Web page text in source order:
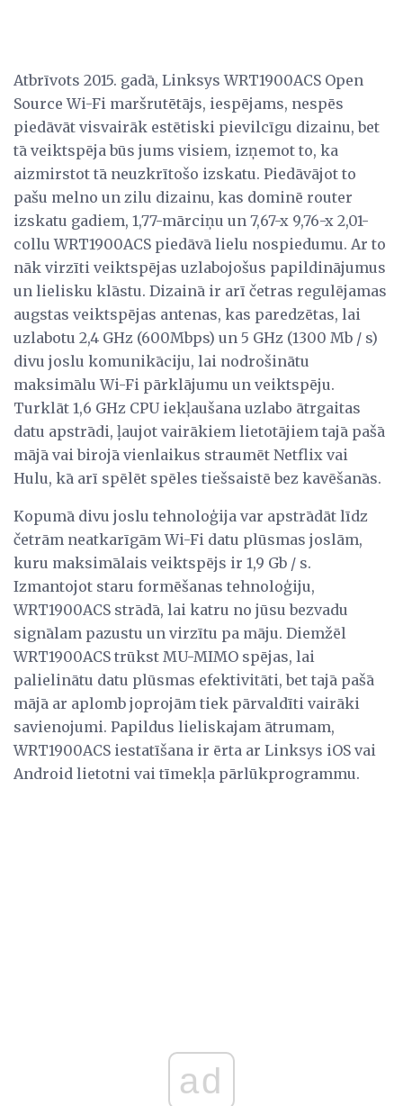
Atbrīvots 2015. gadā, Linksys WRT1900ACS Open
Source Wi-Fi maršrutētājs, iespējams, nespēs
piedāvāt visvairāk estētiski pievilcīgu dizainu, bet
tā veiktspēja būs jums visiem, izņemot to, ka
aizmirstot tā neuzkrītošo izskatu. Piedāvājot to
pašu melno un zilu dizainu, kas dominē router
izskatu gadiem, 1,77-mārciņu un 7,67-x 9,76-x 2,01-
collu WRT1900ACS piedāvā lielu nospiedumu. Ar to
nāk virzīti veiktspējas uzlabojošus papildinājumus
un lielisku klāstu. Dizainā ir arī četras regulējamas
augstas veiktspējas antenas, kas paredzētas, lai
uzlabotu 2,4 GHz (600Mbps) un 5 GHz (1300 Mb / s)
divu joslu komunikāciju, lai nodrošinātu
maksimālu Wi-Fi pārklājumu un veiktspēju.
Turklāt 1,6 GHz CPU iekļaušana uzlabo ātrgaitas
datu apstrādi, ļaujot vairākiem lietotājiem tajā pašā
mājā vai birojā vienlaikus straumēt Netflix vai
Hulu, kā arī spēlēt spēles tiešsaistē bez kavēšanās.
Kopumā divu joslu tehnoloģija var apstrādāt līdz
četrām neatkarīgām Wi-Fi datu plūsmas joslām,
kuru maksimālais veiktspējs ir 1,9 Gb / s.
Izmantojot staru formēšanas tehnoloģiju,
WRT1900ACS strādā, lai katru no jūsu bezvadu
signālam pazustu un virzītu pa māju. Diemžēl
WRT1900ACS trūkst MU-MIMO spējas, lai
palielinātu datu plūsmas efektivitāti, bet tajā pašā
mājā ar aplomb joprojām tiek pārvaldīti vairāki
savienojumi. Papildus lieliskajam ātrumam,
WRT1900ACS iestatīšana ir ērta ar Linksys iOS vai
Android lietotni vai tīmekļa pārlūkprogrammu.
ad